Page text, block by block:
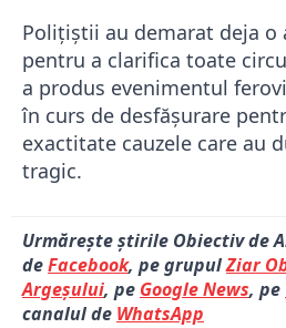
Polițiștii au demarat deja o
pentru a clarifica toate
a produs evenimentul
în curs de desfășurare
exactitate cauzele care au
tragic.
Urmărește știrile Obiectiv de
deFacebook, pe grupulZiar
Argeșului, pe Google News, pe
canalul de WhatsApp